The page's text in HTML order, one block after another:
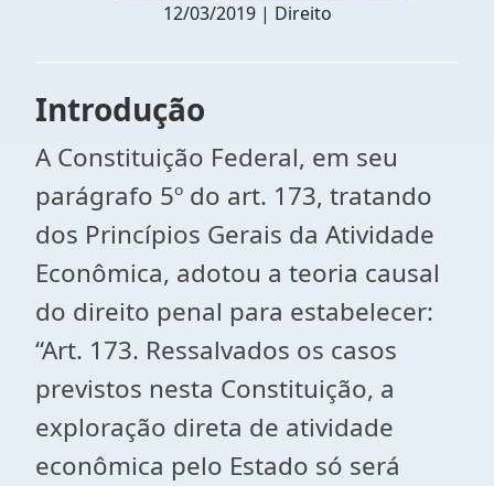
12/03/2019 | Direito
Introdução
A Constituição Federal, em seu
parágrafo 5º do art. 173, tratando
dos Princípios Gerais da Atividade
Econômica, adotou a teoria causal
do direito penal para estabelecer:
“Art. 173. Ressalvados os casos
previstos nesta Constituição, a
exploração direta de atividade
econômica pelo Estado só será